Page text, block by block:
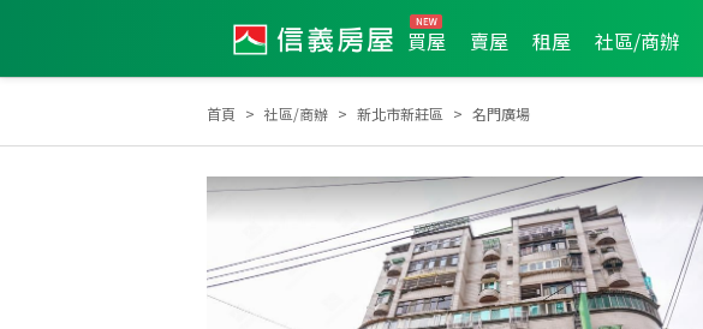
買屋 賣屋 租屋 社區/商辦
首頁 社區/商辦 新北市新莊區 名門廣場